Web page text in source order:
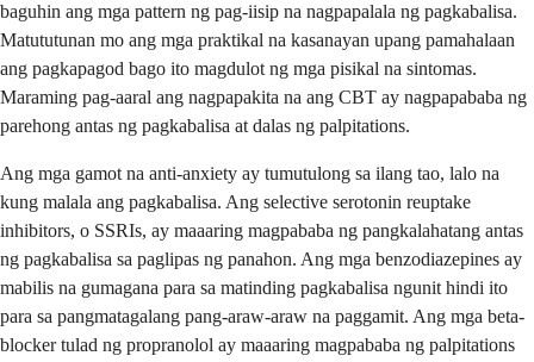
baguhin ang mga pattern ng pag-iisip na nagpapalala ng pagkabalisa.
Matututunan mo ang mga praktikal na kasanayan upang pamahalaan
ang pagkapagod bago ito magdulot ng mga pisikal na sintomas.
Maraming pag-aaral ang nagpapakita na ang CBT ay nagpapababa ng
parehong antas ng pagkabalisa at dalas ng palpitations.
Ang mga gamot na anti-anxiety ay tumutulong sa ilang tao, lalo na
kung malala ang pagkabalisa. Ang selective serotonin reuptake
inhibitors, o SSRIs, ay maaaring magpababa ng pangkalahatang antas
ng pagkabalisa sa paglipas ng panahon. Ang mga benzodiazepines ay
mabilis na gumagana para sa matinding pagkabalisa ngunit hindi ito
para sa pangmatagalang pang-araw-araw na paggamit. Ang mga beta-
blocker tulad ng propranolol ay maaaring magpababa ng palpitations